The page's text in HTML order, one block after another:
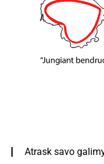
Atrask savo